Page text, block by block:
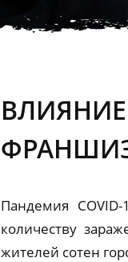
Пандемия
количеству
жителей сотен